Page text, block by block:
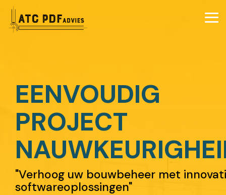
Skip
the
main
EENVOUDIG
PROJECT
"Verhoog uw bouwbeheer met
softwareoplossingen"